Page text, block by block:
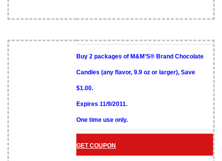
Buy 2 packages of M&M’S® Brand Chocolate
Candies (any flavor, 9.9 oz or larger), Save
$1.00.
Expires 11/9/2011.
One time use only.
GET COUPON